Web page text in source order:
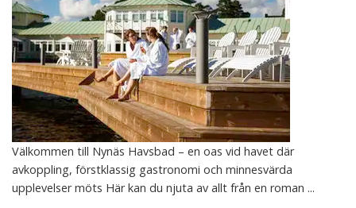
Välkommen till Nynäs Havsbad – en oas vid havet där
avkoppling, förstklassig gastronomi och minnesvärda
upplevelser möts Här kan du njuta av allt från en roman ...